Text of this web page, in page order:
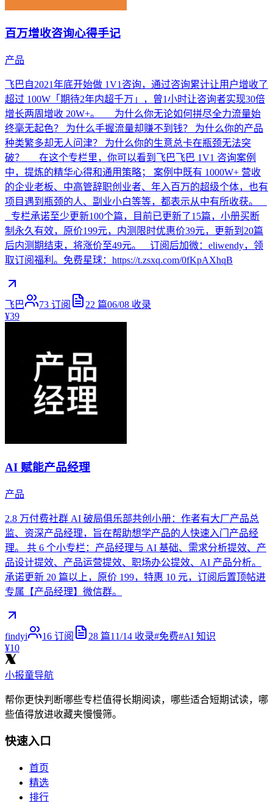
百万增收咨询心得手记
产品
飞巴自2021年底开始做 1V1咨询，通过咨询累计让用户增收了
超过 100W「期待2年内超千万」，曾1小时让咨询者实现30倍
增长两周增收 20W+。 为什么你无论如何拼尽全力流量始
终毫无起色？ 为什么手握流量却赚不到钱？ 为什么你的产品
种类繁多却无人问津？ 为什么你的生意总卡在瓶颈无法突
破？ 在这个专栏里，你可以看到飞巴飞巴 1V1 咨询案例
中，提炼的精华心得和通用策略； 案例中既有 1000W+ 营收
的企业老板、中高管辞职创业者、年入百万的超级个体，也有
项目遇到瓶颈的人、副业小白等等，都表示从中有所收获。
专栏承诺至少更新100个篇，目前已更新了15篇，小册买断
制永久有效，原价199元，内测限时优惠价39元，更新到20篇
后内测期结束，将涨价至49元。 订阅后加微：eliwendy，领
取订阅福利。免费星球：https://t.zsxq.com/0fKpAXhqB
飞巴 73 订阅 22 篇06/08 收录
¥39
AI 赋能产品经理
产品
2.8 万付费社群 AI 破局俱乐部共创小册：作者有大厂产品总
监、资深产品经理，旨在帮助想学产品的人快速入门产品经
理。 共 6 个小专栏：产品经理与 AI 基础、需求分析提效、产
品设计提效、产品运营提效、职场办公提效、AI 产品分析。
承诺更新 20 篇以上，原价 199，特惠 10 元，订阅后置顶帖进
专属【产品经理】微信群。
findyi 16 订阅 28 篇11/14 收录#免费#AI 知识
¥10
小报童导航
帮你更快判断哪些专栏值得长期阅读，哪些适合短期试读，哪
些值得放进收藏夹慢慢筛。
快速入口
首页
精选
排行